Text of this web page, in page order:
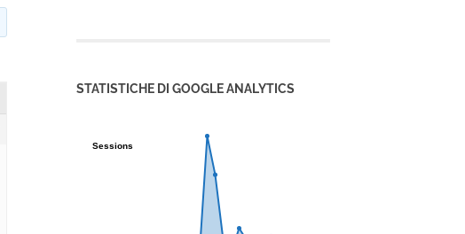
STATISTICHE DI GOOGLE ANALYTICS
Sessions
Sessions